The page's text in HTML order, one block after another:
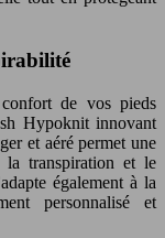
de vos pieds
Hypoknit innovant
et aéré permet une
la transpiration et le
également à la
personnalisé et